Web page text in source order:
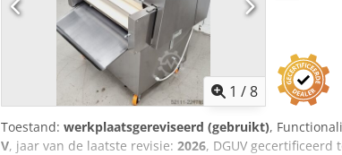
1 /8
Toestand: werkplaatsgereviseerd (gebruikt),
V, jaar van de laatste revisie: 2026, DGUV gecertificeerd